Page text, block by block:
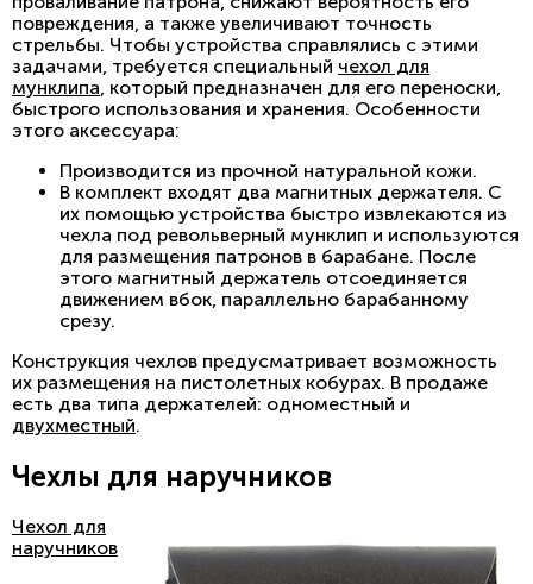
повреждения, а также увеличивают точность
стрельбы. Чтобы устройства справлялись с этими
задачами, требуется специальный чехол для
мунклипа , который предназначен для его переноски,
быстрого использования и хранения. Особенности
этого аксессуара:
Производится из прочной натуральной кожи.
В комплект входят два магнитных держателя. С
их помощью устройства быстро извлекаются из
чехла под револьверный мунклип и используются
для размещения патронов в барабане. После
этого магнитный держатель отсоединяется
движением вбок, параллельно барабанному
срезу.
Конструкция чехлов предусматривает возможность
их размещения на пистолетных кобурах. В продаже
есть два типа держателей: одноместный и
двухместный.
Чехлы для наручников
Чехол для
наручников